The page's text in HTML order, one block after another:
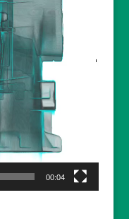
00:04